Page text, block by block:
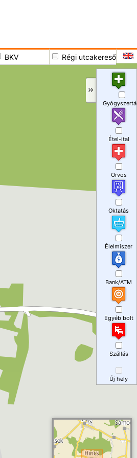
BKV Régi utcakereső
Étel-ital
Orvos
Oktatás
Élelmiszer
Bank/ATM
Egyéb bolt
Szállás
Új hely